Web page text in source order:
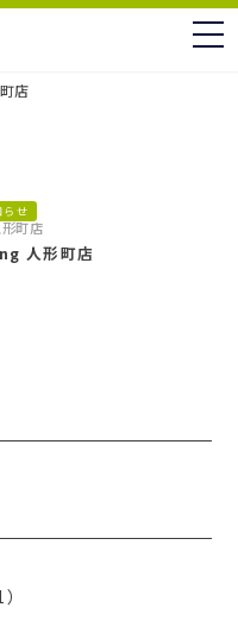
店
らせ
町店
人形町店
）